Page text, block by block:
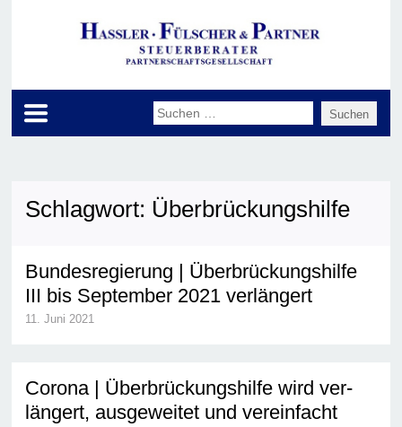
Schlagwort: Überbrückungshilfe
Bundesregierung | Überbrückungshilfe
III bis September 2021 verlängert
11. Juni 2021
Corona | Über­brückungs­hil­fe wird ver­
län­gert, aus­ge­wei­tet und ver­ein­facht